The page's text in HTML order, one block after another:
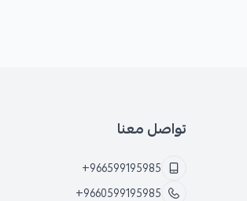
تواصل معنا
+966599195985
+9660599195985